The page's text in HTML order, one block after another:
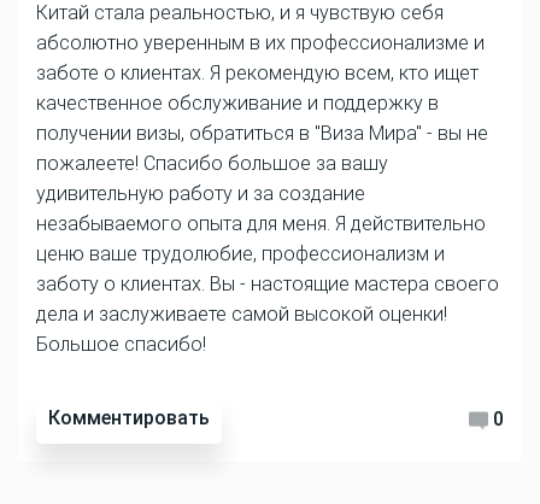
Китай стала реальностью, и я чувствую себя
абсолютно уверенным в их профессионализме и
заботе о клиентах. Я рекомендую всем, кто ищет
качественное обслуживание и поддержку в
получении визы, обратиться в "Виза Мира" - вы не
пожалеете! Спасибо большое за вашу
удивительную работу и за создание
незабываемого опыта для меня. Я действительно
ценю ваше трудолюбие, профессионализм и
заботу о клиентах. Вы - настоящие мастера своего
дела и заслуживаете самой высокой оценки!
Большое спасибо!
Комментировать 0